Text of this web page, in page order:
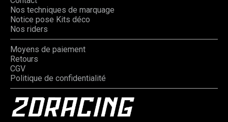
Nos techniques de marquage
Notice pose Kits déco
Nos riders
Moyens de paiement
Retours
CGV
Politique de confidentialité